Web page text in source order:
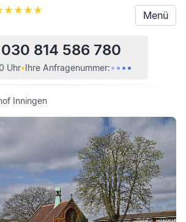
Menü
030 814 586 780
Uhr•Ihre Anfragenummer:• • • •
Menü
Inningen